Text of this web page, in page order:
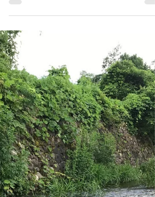
り人の方から頂いたご意見、ご質問への返
も含め、こちらに掲示させていただきます
砂川上流部に階段がありますので、下に下
ることが出来ますのでご利用下さい。 高畠
支部秋放流分ヤマメ100kgの放流時期・放
場所に関しては検討致します。...